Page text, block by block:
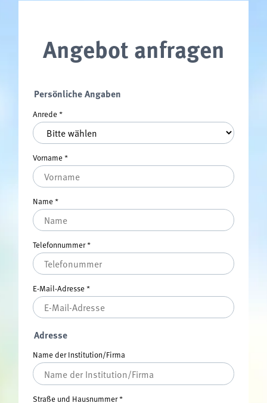
Angebot anfragen
Persönliche Angaben
Anrede*
Vorname*
Name*
Telefonnummer*
E-Mail-Adresse*
Adresse
Name der Institution/Firma
Straße und Hausnummer*